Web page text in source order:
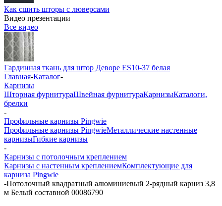
Как сшить шторы с люверсами
Видео презентации
Все видео
Гардинная ткань для штор Деворе ES10-37 белая
Главная-Каталог-
Карнизы
Шторная фурнитураШвейная фурнитураКарнизыКаталоги,
брелки
-
Профильные карнизы Pingwie
Профильные карнизы PingwieМеталлические настенные
карнизыГибкие карнизы
-
Карнизы с потолочным креплением
Карнизы с настенным креплениемКомплектующие для
карниза Pingwie
-Потолочный квадратный алюминиевый 2-рядный карниз 3,8
м Белый составной 00086790